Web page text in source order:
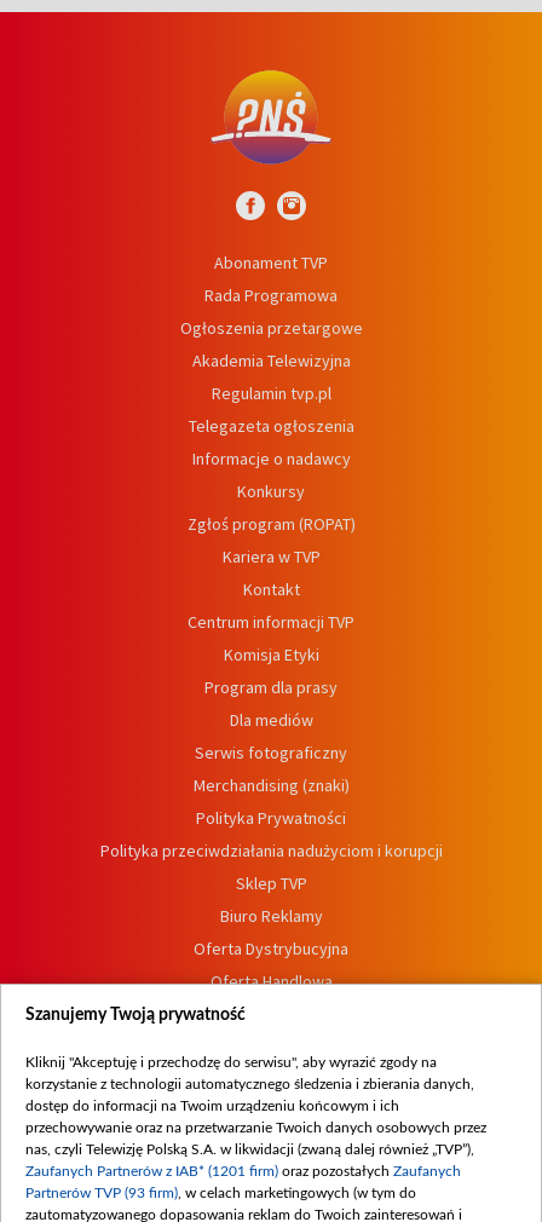
Abonament TVP
Rada Programowa
Ogłoszenia przetargowe
Akademia Telewizyjna
Regulamin tvp.pl
Telegazeta ogłoszenia
Informacje o nadawcy
Konkursy
Zgłoś program (ROPAT)
Kariera w TVP
Kontakt
Centrum informacji TVP
Komisja Etyki
Program dla prasy
Dla mediów
Serwis fotograficzny
Merchandising (znaki)
Polityka Prywatności
Polityka przeciwdziałania nadużyciom i korupcji
Sklep TVP
Biuro Reklamy
Oferta Dystrybucyjna
Oferta Handlowa
Dostępność
Procedura zgłoszeń wewnętrznych
Szanujemy Twoją prywatność
Kliknij "Akceptuję i przechodzę do serwisu", aby wyrazić zgody na
korzystanie z technologii automatycznego śledzenia i zbierania danych,
dostęp do informacji na Twoim urządzeniu końcowym i ich
przechowywanie oraz na przetwarzanie Twoich danych osobowych przez
nas, czyli Telewizję Polską S.A. w likwidacji (zwaną dalej również „TVP”),
Zaufanych Partnerów z IAB* (1201 firm) oraz pozostałych Zaufanych
Partnerów TVP (93 firm) , w celach marketingowych (w tym do
zautomatyzowanego dopasowania reklam do Twoich zainteresowań i